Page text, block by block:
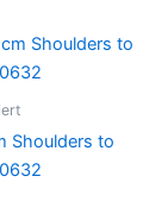
Shoulders to